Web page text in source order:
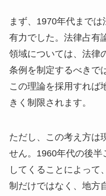
まず、1970年代まで
有力でした。法律占有
領域については、法律
条例を制定するべきで
この理論を採用すれば
きく制限されます。
ただし、この考え方は
せん。1960年代の後
してくることによって
制だけではなく、地方